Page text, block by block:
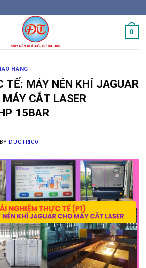
0
HÀNG
TẾ: MÁY NÉN KHÍ JAGUAR
CẮT LASER
15BAR
BYDUCTRICO